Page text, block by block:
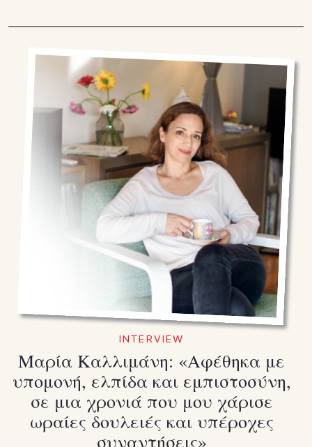
INTERVIEW
Μαρία Καλλιμάνη: «Αφέθηκα με
υπομονή, ελπίδα και εμπιστοσύνη,
σε μια χρονιά που μου χάρισε
ωραίες δουλειές και υπέροχες
συναντήσεις»